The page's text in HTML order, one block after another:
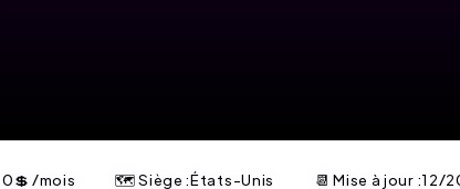
0💲 /mois 🗺 Siège :États-Unis 📆 Mise à jour :12/